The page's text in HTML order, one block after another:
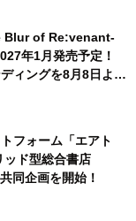
Blur of Re:venant-
年1月発売予定！
ィングを8月8日より
フォーム「エアト
ッド型総合書店
同企画を開始！